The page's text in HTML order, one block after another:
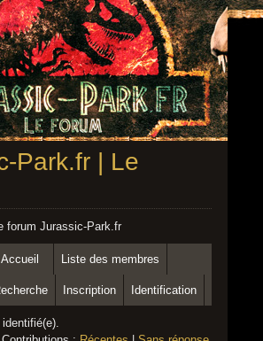
Park.fr | Le
forum Jurassic-Park.fr
Accueil Liste des membres
Inscription Identification